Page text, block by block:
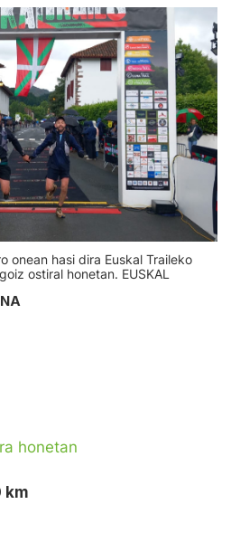
onean hasi dira Euskal Traileko
ostiral honetan. EUSKAL
honetan
km